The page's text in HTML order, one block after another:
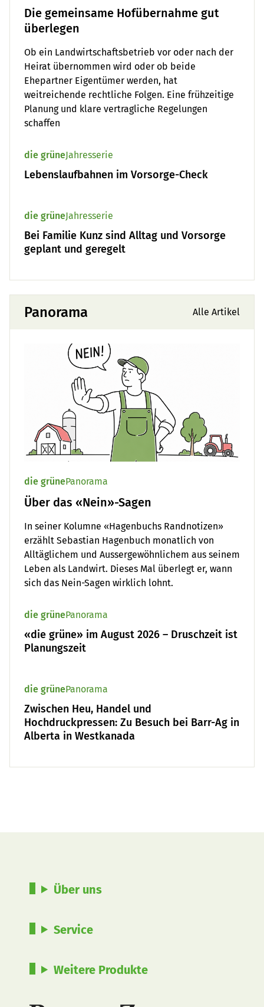
Die gemeinsame Hofübernahme gut
überlegen
Ob ein Landwirtschaftsbetrieb vor oder nach der
Heirat übernommen wird oder ob beide
Ehepartner Eigentümer werden, hat
weitreichende rechtliche Folgen. Eine frühzeitige
Planung und klare vertragliche Regelungen
schaffen
die grüneJahresserie
Lebenslaufbahnen im Vorsorge-Check
die grüneJahresserie
Bei Familie Kunz sind Alltag und Vorsorge
geplant und geregelt
Panorama Alle Artikel
die grünePanorama
Über das «Nein»-Sagen
In seiner Kolumne «Hagenbuchs Randnotizen»
erzählt Sebastian Hagenbuch monatlich von
Alltäglichem und Aussergewöhnlichem aus seinem
Leben als Landwirt. Dieses Mal überlegt er, wann
sich das Nein-Sagen wirklich lohnt.
die grünePanorama
«die grüne» im August 2026 – Druschzeit ist
Planungszeit
die grünePanorama
Zwischen Heu, Handel und
Hochdruckpressen: Zu Besuch bei Barr-Ag in
Alberta in Westkanada
Über uns
Service
Weitere Produkte